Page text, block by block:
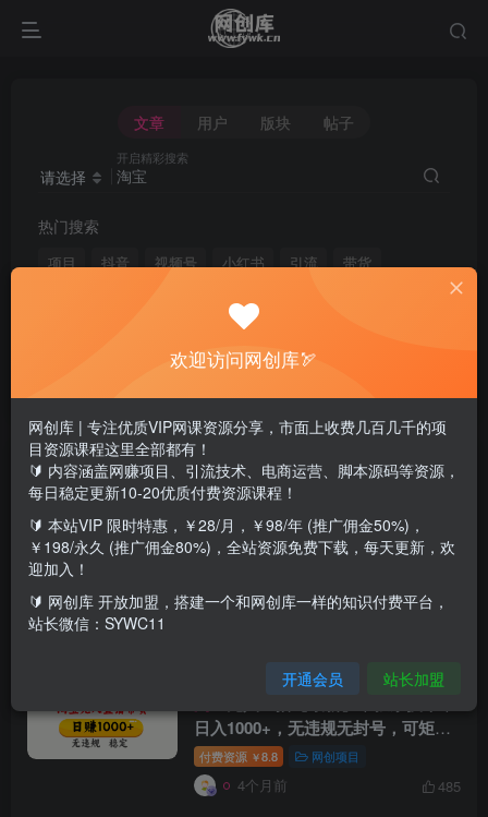
文章 用户 版块 帖子
请选择
开启精彩搜索
热门搜索
项目 抖音 视频号 小红书 引流
带货
闲鱼
拼多多
文章 用户 版块 帖子
搜索[淘宝 ]，共找到 272个文章
25小时卖17万，全年旺季！可批量矩
日入1000+，无违规无封号，可矩
阵，长期稳定【揭秘】
付费资源 ￥8.8 网创项目
4个月前 485
欢迎访问网创库🏹
网创库 | 专注优质VIP网课资源分享，市面上收费几百几千的项
目资源课程这里全部都有！
🔰 内容涵盖网赚项目、引流技术、电商运营、脚本源码等资源，
每日稳定更新10-20优质付费资源课程！
🔰 本站VIP 限时特惠，￥28/月，￥98/年 (推广佣金50%)，
￥198/永久 (推广佣金80%)，全站资源免费下载，每天更新，欢
迎加入！
🔰 网创库 开放加盟，搭建一个和网创库一样的知识付费平台，
站长微信：SYWC11
开通会员 站长加盟